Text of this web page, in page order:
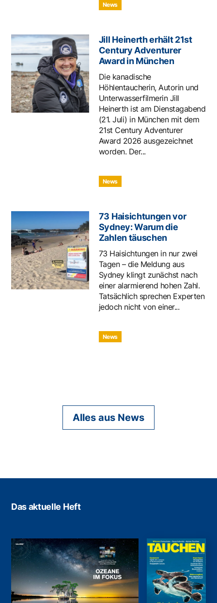
News
Jill Heinerth erhält 21st
Century Adventurer
Award in München
Die kanadische
Höhlentaucherin, Autorin und
Unterwasserfilmerin Jill
Heinerth ist am Dienstagabend
(21. Juli) in München mit dem
21st Century Adventurer
Award 2026 ausgezeichnet
worden. Der...
News
73 Haisichtungen vor
Sydney: Warum die
Zahlen täuschen
73 Haisichtungen in nur zwei
Tagen – die Meldung aus
Sydney klingt zunächst nach
einer alarmierend hohen Zahl.
Tatsächlich sprechen Experten
jedoch nicht von einer...
News
Alles aus News
Das aktuelle Heft